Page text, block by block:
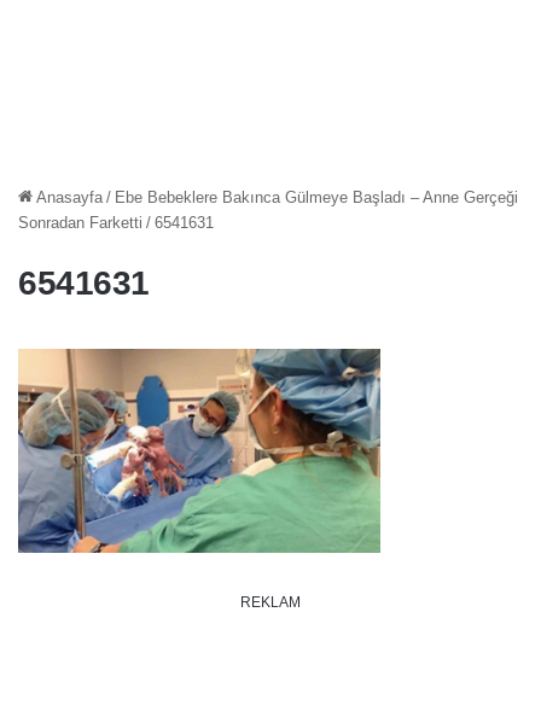
Anasayfa / Ebe Bebeklere Bakınca Gülmeye Başladı – Anne Gerçeği
Sonradan Farketti / 6541631
6541631
REKLAM